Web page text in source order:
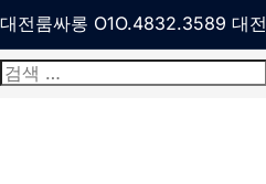
대전룸싸롱 O1O.4832.3589 대
검